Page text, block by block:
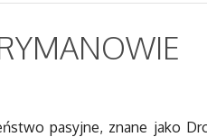
pasyjne, znane jako